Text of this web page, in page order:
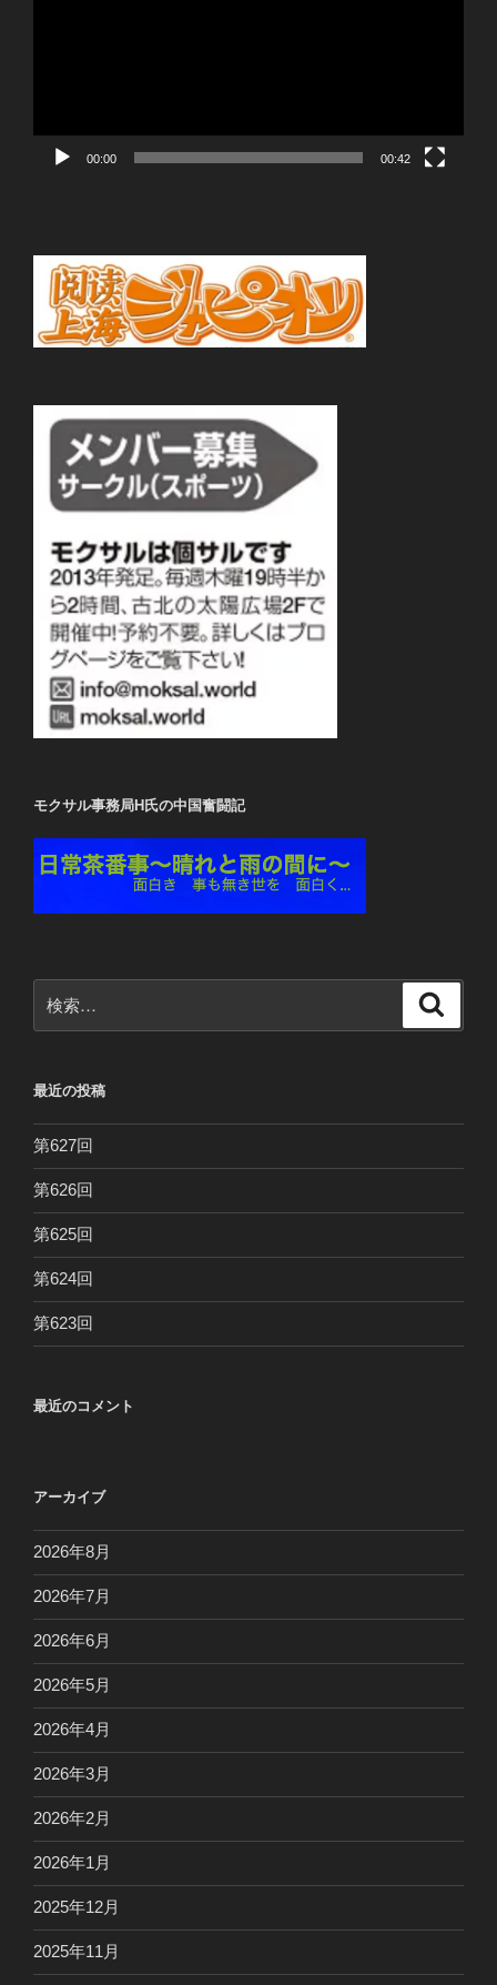
00:00 00:42
モクサル事務局H氏の中国奮闘記
索:
最近の投稿
第627回
第626回
第625回
第624回
第623回
最近のコメント
アーカイブ
2026年8月
2026年7月
2026年6月
2026年5月
2026年4月
2026年3月
2026年2月
2026年1月
2025年12月
2025年11月